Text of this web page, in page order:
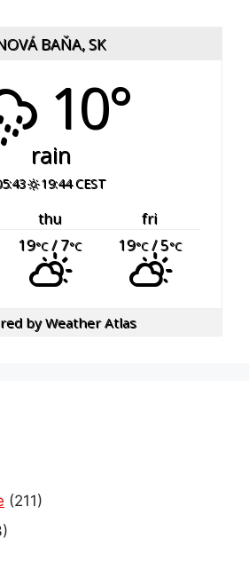
BAŇA, SK
10°
rain
19:44 CEST
thu
fri
19°C/ 7°C 19°C/ 5°C
byWeather Atlas
(211)